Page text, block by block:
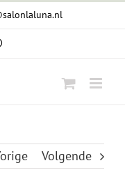
WhatsApp
Volgende